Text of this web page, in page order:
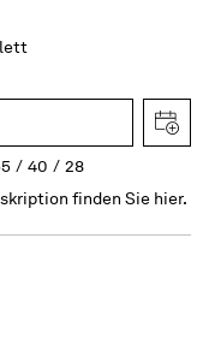
40
28
finden Sie hier.